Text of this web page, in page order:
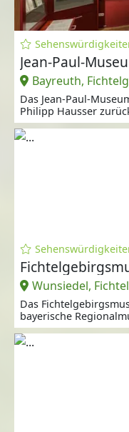
Jean-Paul-
Bayreuth,
Das Jean-Paul-
Philipp Hausser
Wunsiedel,
Das
bayerische